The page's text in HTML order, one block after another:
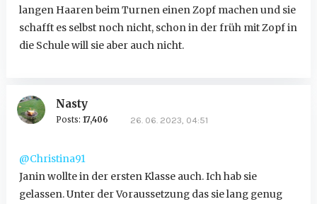
langen Haaren beim Turnen einen Zopf machen und sie
schafft es selbst noch nicht, schon in der früh mit Zopf in
die Schule will sie aber auch nicht.
Nasty
Posts: 17,406 26. 06. 2023, 04:51
@Christina91
Janin wollte in der ersten Klasse auch. Ich hab sie
gelassen. Unter der Voraussetzung das sie lang genug